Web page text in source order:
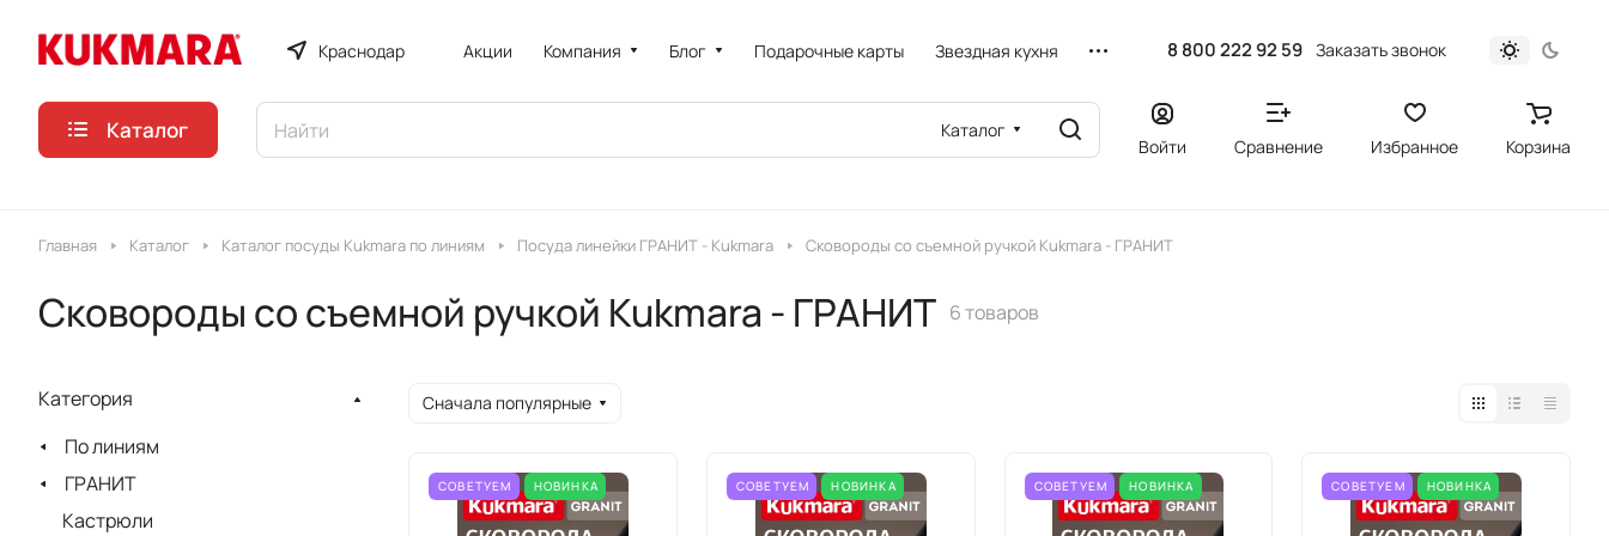
Краснодар Акции Компания Блог Подарочные карты Звездная кухня 8 800 222 92 59 Заказать звонок
Каталог Каталог
Войти Сравнение Избранное Корзина
Главная Каталог Каталог посуды Kukmara по линиям Посуда линейки ГРАНИТ - Kukmara Сковороды со съемной ручкой Kukmara - ГРАНИТ
Сковороды со съемной ручкой Kukmara - ГРАНИТ 6 товаров
Сначала популярные
СОВЕТУЕМ НОВИНКА СОВЕТУЕМ НОВИНКА СОВЕТУЕМ НОВИНКА СОВЕТУЕМ НОВИНКА
Категория
По линиям
ГРАНИТ
Кастрюли